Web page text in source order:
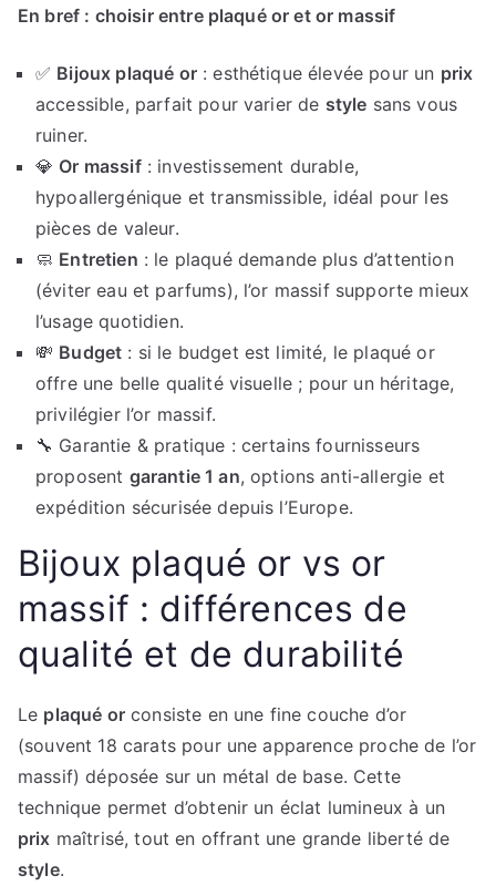
En bref : choisir entre plaqué or et or massif
✅ Bijoux plaqué or: esthétique élevée pour un prix
accessible, parfait pour varier de style sans vous
ruiner.
💎 Or massif: investissement durable,
hypoallergénique et transmissible, idéal pour les
pièces de valeur.
🧼 Entretien : le plaqué demande plus d’attention
(éviter eau et parfums), l’or massif supporte mieux
l’usage quotidien.
💸 Budget : si le budget est limité, le plaqué or
offre une belle qualité visuelle ; pour un héritage,
privilégier l’or massif.
🔧 Garantie & pratique : certains fournisseurs
proposent garantie 1 an, options anti-allergie et
expédition sécurisée depuis l’Europe.
Bijoux plaqué or vs or
massif : différences de
qualité et de durabilité
Le plaqué orconsiste en une fine couche d’or
(souvent 18 carats pour une apparence proche de l’or
massif) déposée sur un métal de base. Cette
technique permet d’obtenir un éclat lumineux à un
prix maîtrisé, tout en offrant une grande liberté de
style.